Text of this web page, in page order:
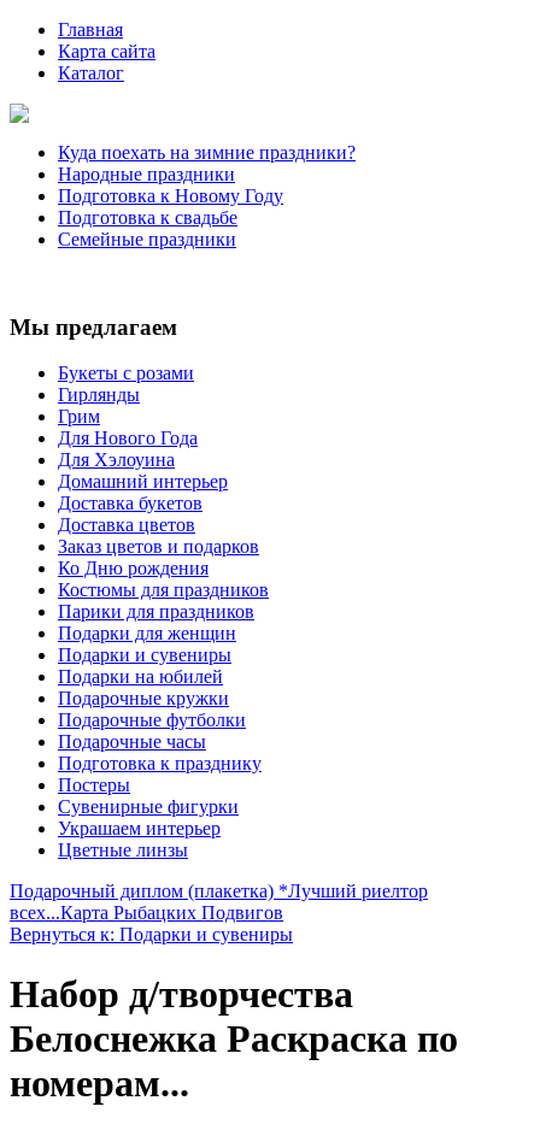
Главная
Карта сайта
Каталог
Куда поехать на зимние праздники?
Народные праздники
Подготовка к Новому Году
Подготовка к свадьбе
Семейные праздники
Мы предлагаем
Букеты с розами
Гирлянды
Грим
Для Нового Года
Для Хэлоуина
Домашний интерьер
Доставка букетов
Доставка цветов
Заказ цветов и подарков
Ко Дню рождения
Костюмы для праздников
Парики для праздников
Подарки для женщин
Подарки и сувениры
Подарки на юбилей
Подарочные кружки
Подарочные футболки
Подарочные часы
Подготовка к празднику
Постеры
Сувенирные фигурки
Украшаем интерьер
Цветные линзы
Подарочный диплом (плакетка) *Лучший риелтор
всех...Карта Рыбацких Подвигов
Вернуться к: Подарки и сувениры
Набор д/творчества
Белоснежка Раскраска по
номерам...